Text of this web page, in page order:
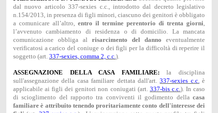
dal nuovo articolo 337-sexies c.c., introdotto dal decreto legislativo
n.154/2013, in presenza di figli minori, ciascuno dei genitori è obbligato
a comunicare all’altro, entro il termine perentorio di trenta giorni
l’avvenuto cambiamento di residenza o di domicilio. La mancata
comunicazione obbliga al risarcimento del danno eventualmente
verificatosi a carico del coniuge o dei figli per la difficoltà di reperire il
soggetto (art. 337-sexies, comma 2, c.c. ).
ASSEGNAZIONE DELLA CASA FAMILIARE:
la disciplina
sull'assegnazione della casa familiare dettata dall'art.337-sexies c.c. è
applicabile ai figli dei genitori non coniugati (art. 337-bis c.c. ). In caso
di scioglimento del rapporto tra conviventi il godimento dellacasa
familiare è attribuito tenendo proritariamente conto dell'interesse dei